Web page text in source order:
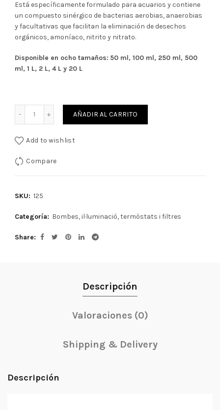
9,33€.8,40€.
Está específicamente formulado para acuarios y contiene
un compuesto sinérgico de bacterias aerobias, anaerobias
y facultativas que facilitan la eliminación de desechos
orgánicos, amoníaco, nitrito y nitrato.
Disponible en ocho tamaños: 50 ml, 100 ml, 250 ml, 500
ml, 1 L, 2 L, 4 L y 20 L
AÑADIR AL CARRITO
Add to wishlist
Compare
SKU: 125
Categoría: Bombes, il·luminació, termòstats i filtres
Share
Descripción
Valoraciones (0)
Shipping & Delivery
Descripción